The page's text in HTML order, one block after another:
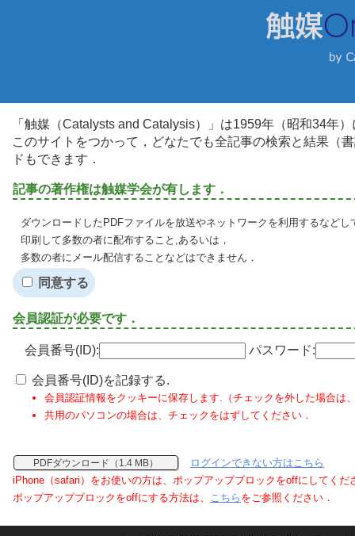
「触媒（Catalysts and Catalysis）」は1959年（昭和34年
このサイトをつかって，どなたでも全記事の検索と結果（
ドもできます．
記事の著作権は触媒学会が有します．
ダウンロードしたPDFファイルを放送やネットワークを利用するなど
印刷して多数の者に配布すること,あるいは，
多数の者にメール配信することなどはできません．
同意する
会員認証が必要です．
会員番号(ID): パスワード:
会員番号(ID)を記録する.
会員認証情報をクッキーに保存します.（チェックを外した場合は
共用のパソコンの場合は、チェックをはずしてください．
PDFダウンロード（1.4 MB）
ログインできない方はこちら
iPhone（safari）をお使いの方は、ポップアップブロックをoffにしてくだ
ポップアップブロックをoffにする方法は、 こちら をご参照ください．